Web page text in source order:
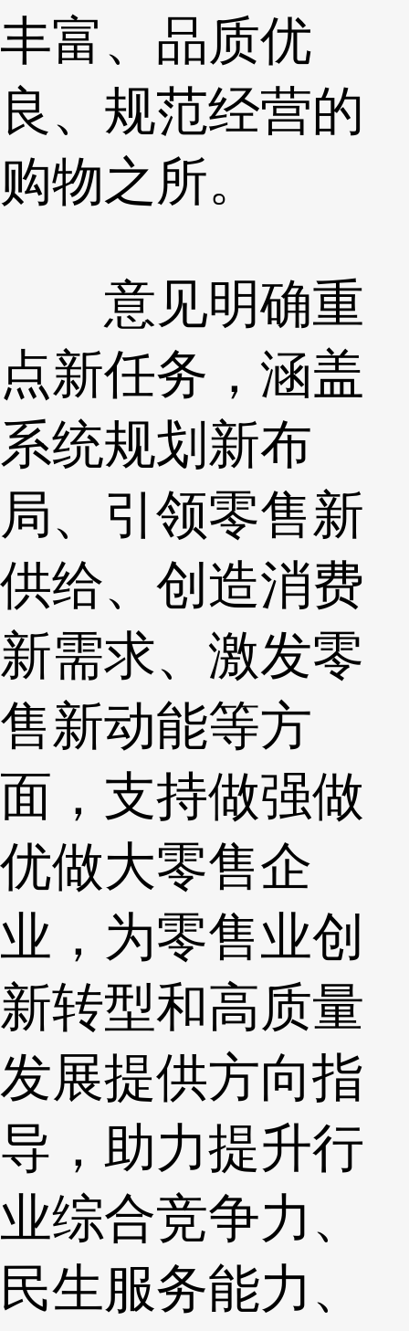
丰富、品质优
良、规范经营的
购物之所。
意见明确重
点新任务，涵盖
系统规划新布
局、引领零售新
供给、创造消费
新需求、激发零
售新动能等方
面，支持做强做
优做大零售企
业，为零售业创
新转型和高质量
发展提供方向指
导，助力提升行
业综合竞争力、
民生服务能力、